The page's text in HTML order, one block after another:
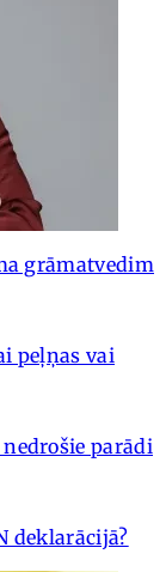
grāmatvedim
peļņas vai
parādi
deklarācijā?